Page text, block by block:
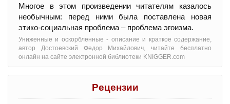
Многое в этом произведении читателям казалось
необычным: перед ними была поставлена новая
этико-социальная проблема – проблема эгоизма.
Униженные и оскорбленные - oписание и краткое содержание,
автор Достоевский Федор Михайлович, читайте бесплатно
онлайн на сайте электронной библиотеки KNIGGER.com
Рецензии